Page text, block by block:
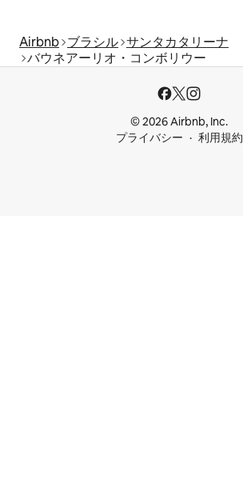
Airbnb ブラシル サンタカタリーナ
バウネアーリオ・コンボリウー
© 2026 Airbnb, Inc.
プライバシー
利用規約